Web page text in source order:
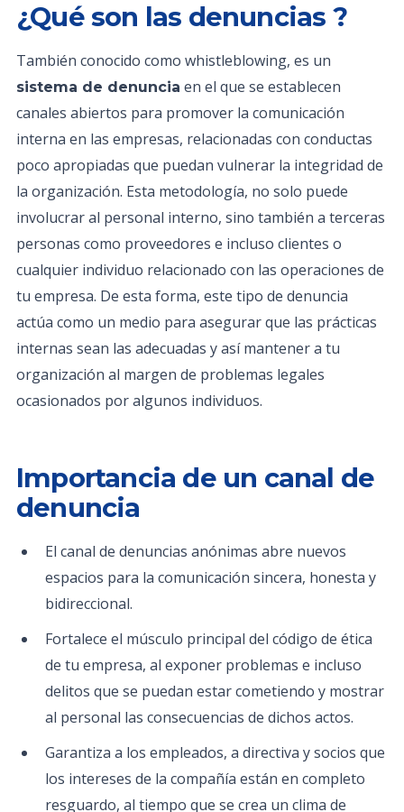
¿Qué son las denuncias ?
También conocido como whistleblowing, es un
sistema de denuncia en el que se establecen
canales abiertos para promover la comunicación
interna en las empresas, relacionadas con conductas
poco apropiadas que puedan vulnerar la integridad de
la organización. Esta metodología, no solo puede
involucrar al personal interno, sino también a terceras
personas como proveedores e incluso clientes o
cualquier individuo relacionado con las operaciones de
tu empresa. De esta forma, este tipo de denuncia
actúa como un medio para asegurar que las prácticas
internas sean las adecuadas y así mantener a tu
organización al margen de problemas legales
ocasionados por algunos individuos.
Importancia de un canal de
denuncia
El canal de denuncias anónimas abre nuevos
espacios para la comunicación sincera, honesta y
bidireccional.
Fortalece el músculo principal del código de ética
de tu empresa, al exponer problemas e incluso
delitos que se puedan estar cometiendo y mostrar
al personal las consecuencias de dichos actos.
Garantiza a los empleados, a directiva y socios que
los intereses de la compañía están en completo
resguardo, al tiempo que se crea un clima de